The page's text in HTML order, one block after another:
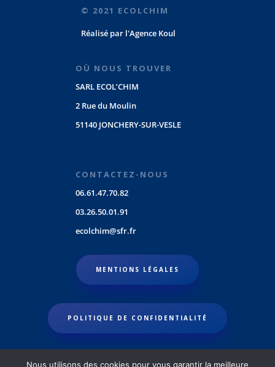
© 2021 ECOLCHIM
Réalisé par l'Agence Koul
OÙ NOUS TROUVER
SARL ECOL’CHIM
2 Rue du Moulin
51140 JONCHERY-SUR-VESLE
CONTACTEZ-NOUS
06.61.47.70.82
03.26.50.01.91
ecolchim@sfr.fr
MENTIONS LÉGALES
POLITIQUE DE CONFIDENTIALITÉ
Nous utilisons des cookies pour vous garantir la meilleure